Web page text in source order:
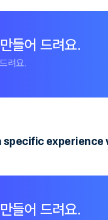
들어 드려요.
려요.
experience
들어 드려요.